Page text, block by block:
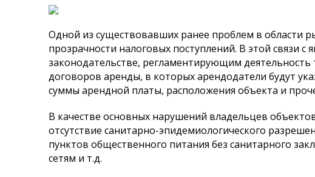
Одной из существовавших ранее проблем в области
прозрачности налоговых поступлений. В этой связи
законодательстве, регламентирующим деятельность
договоров аренды, в которых арендодатели будут
суммы арендной платы, расположения объекта и
В качестве основных нарушений владельцев
отсутствие санитарно-эпидемиологического
пунктов общественного питания без санитарного
сетям и т.д.